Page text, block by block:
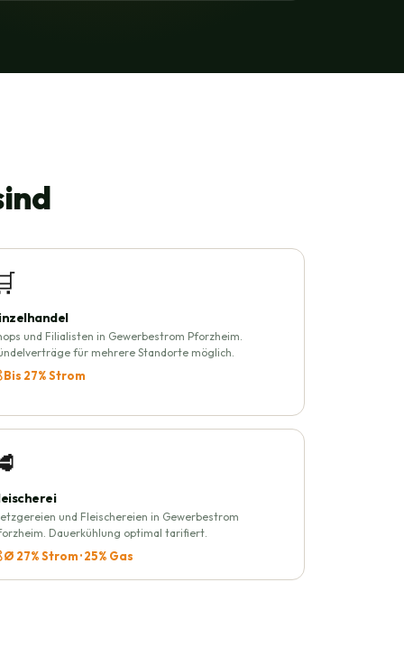
und Filialisten in Gewerbestrom Pforzheim.
für mehrere Standorte möglich.
Bis 27% Strom
und Fleischereien in Gewerbestrom
Dauerkühlung optimal tarifiert.
Ø 27% Strom · 25% Gas